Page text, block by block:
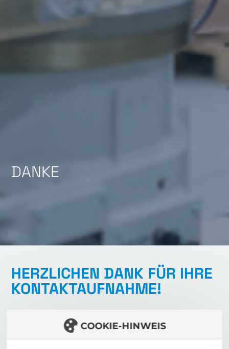
DANKE
HERZLICHEN DANK FÜR IHRE
KONTAKTAUFNAHME!
und wir werden uns in Kürze mit Ihnen in Verbindung
COOKIE-HINWEIS